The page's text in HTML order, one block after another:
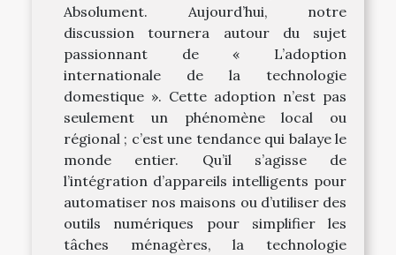
Absolument. Aujourd’hui, notre
discussion tournera autour du sujet
passionnant de « L’adoption
internationale de la technologie
domestique ». Cette adoption n’est pas
seulement un phénomène local ou
régional ; c’est une tendance qui balaye le
monde entier. Qu’il s’agisse de
l’intégration d’appareils intelligents pour
automatiser nos maisons ou d’utiliser des
outils numériques pour simplifier les
tâches ménagères, la technologie